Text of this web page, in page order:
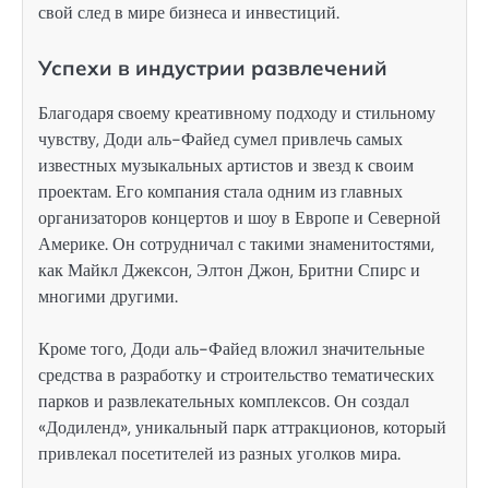
свой след в мире бизнеса и инвестиций.
Успехи в индустрии развлечений
Благодаря своему креативному подходу и стильному
чувству, Доди аль-Файед сумел привлечь самых
известных музыкальных артистов и звезд к своим
проектам. Его компания стала одним из главных
организаторов концертов и шоу в Европе и Северной
Америке. Он сотрудничал с такими знаменитостями,
как Майкл Джексон, Элтон Джон, Бритни Спирс и
многими другими.
Кроме того, Доди аль-Файед вложил значительные
средства в разработку и строительство тематических
парков и развлекательных комплексов. Он создал
«Додиленд», уникальный парк аттракционов, который
привлекал посетителей из разных уголков мира.